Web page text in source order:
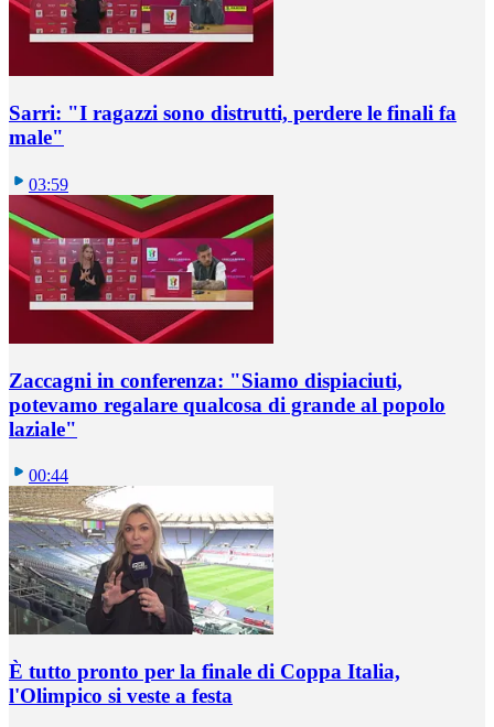
Sarri: "I ragazzi sono distrutti, perdere le finali fa
male"
03:59
Zaccagni in conferenza: "Siamo dispiaciuti,
potevamo regalare qualcosa di grande al popolo
laziale"
00:44
È tutto pronto per la finale di Coppa Italia,
l'Olimpico si veste a festa